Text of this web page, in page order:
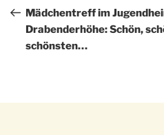
Beitrag
Mädchentreff im
Drabenderhöhe: Schön,
schönsten…